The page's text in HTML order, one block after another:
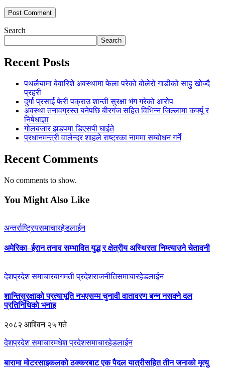
Search
Search
Recent Posts
पथलैयामा बेवारिशे अवस्थामा फेला परेको बोलेरो गाडीको साहु खोज्दै
प्रहरी
दुर्गा प्रसाई फेरी पक्राउ शान्ती सुरक्षा भंग गरेको आरोप
अवस्था तनावग्रस्त बनेपछि बीरगंज सहित विभिन्न जिल्लामा कर्फ्यू र
निषेधाज्ञा
गोलबजार झडपमा डिएसपी घाईते
प्रधानमन्त्री वालेन्द्र शाहले राष्ट्रका नाममा सम्बोधन गर्ने
Recent Comments
No comments to show.
You Might Also Like
अन्तर्राष्ट्रियसमाचारहेडलाईन
अमेरिका–ईरान तनाव सम्भावित युद्ध र क्षेत्रीय अस्थिरता निम्त्याउने चेतावनी
देशप्रदेश समाचारबागमती प्रदेशराजनीतिसमाचारहेडलाईन
शान्तिसुरक्षाको प्रत्याभूति नभएसम्म चुनावी वातावरण बन्न नसक्ने दल
प्रतिनिधिकाे भनाइ
२०८२ आश्विन २५ गते
देशप्रदेश समाचारमधेश प्रदेशसमाचारहेडलाईन
बारामा मोटरसाइकलको ठक्करबाट एक पैदल यात्रीसहित तीन जनाको मृत्यु